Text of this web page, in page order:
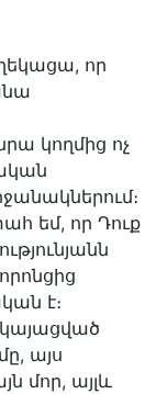
որ
կողմից ոչ
եմ, որ Դուք
է։
այս
մոր, այլև